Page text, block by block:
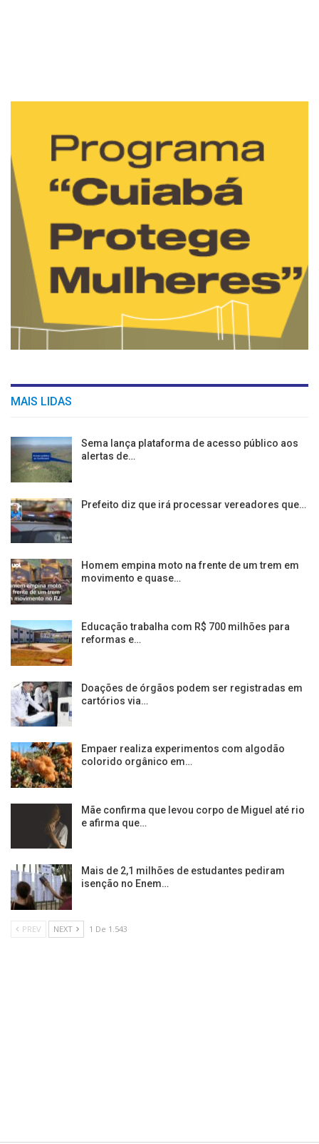
MAIS LIDAS
Sema lança plataforma de acesso público aos
alertas de…
Prefeito diz que irá processar vereadores que…
Homem empina moto na frente de um trem em
movimento e quase…
Educação trabalha com R$ 700 milhões para
reformas e…
Doações de órgãos podem ser registradas em
cartórios via…
Empaer realiza experimentos com algodão
colorido orgânico em…
Mãe confirma que levou corpo de Miguel até rio
e afirma que…
Mais de 2,1 milhões de estudantes pediram
isenção no Enem…
PREV NEXT 1 De 1.543